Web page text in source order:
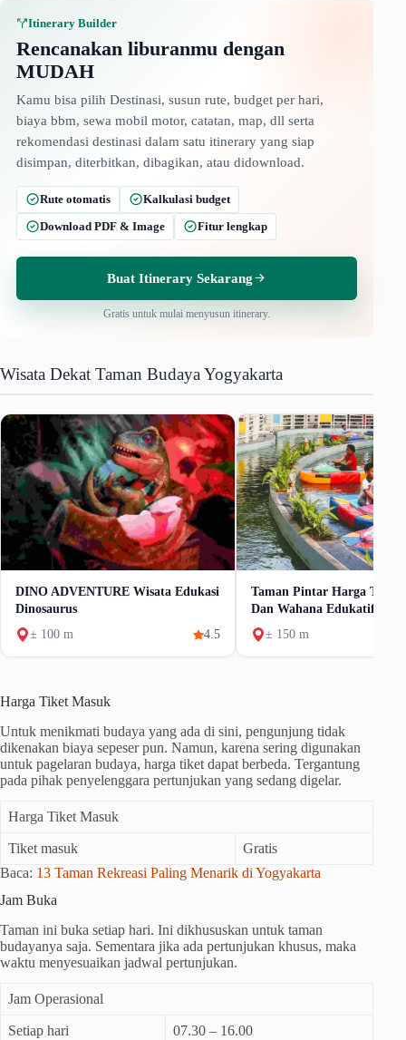
Itinerary Builder
Rencanakan liburanmu dengan
MUDAH
Kamu bisa pilih Destinasi, susun rute, budget per hari,
biaya bbm, sewa mobil motor, catatan, map, dll serta
rekomendasi destinasi dalam satu itinerary yang siap
disimpan, diterbitkan, dibagikan, atau didownload.
Rute otomatis
Kalkulasi budget
Download PDF & Image
Fitur lengkap
Buat Itinerary Sekarang
Gratis untuk mulai menyusun itinerary.
Wisata Dekat Taman Budaya Yogyakarta
DINO ADVENTURE Wisata Edukasi
Dinosaurus
± 100 m
4.5
Taman Pintar Harga Tiket
Dan Wahana Edukatif
± 150 m
Harga Tiket Masuk
Untuk menikmati budaya yang ada di sini, pengunjung tidak
dikenakan biaya sepeser pun. Namun, karena sering digunakan
untuk pagelaran budaya, harga tiket dapat berbeda. Tergantung
pada pihak penyelenggara pertunjukan yang sedang digelar.
Harga Tiket Masuk
Tiket masuk
Gratis
Baca: 13 Taman Rekreasi Paling Menarik di Yogyakarta
Jam Buka
Taman ini buka setiap hari. Ini dikhususkan untuk taman
budayanya saja. Sementara jika ada pertunjukan khusus, maka
waktu menyesuaikan jadwal pertunjukan.
Jam Operasional
Setiap hari
07.30 – 16.00